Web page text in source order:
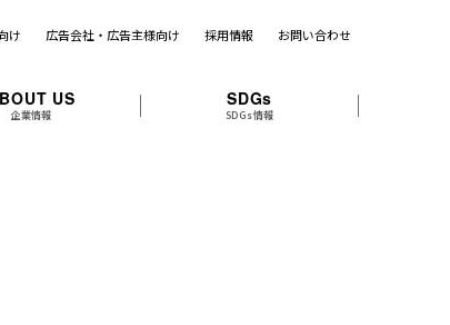
け 広告会社・広告主様向け 採用情報 お問い合わせ
US
企業情報
SDGs
SDGs情報